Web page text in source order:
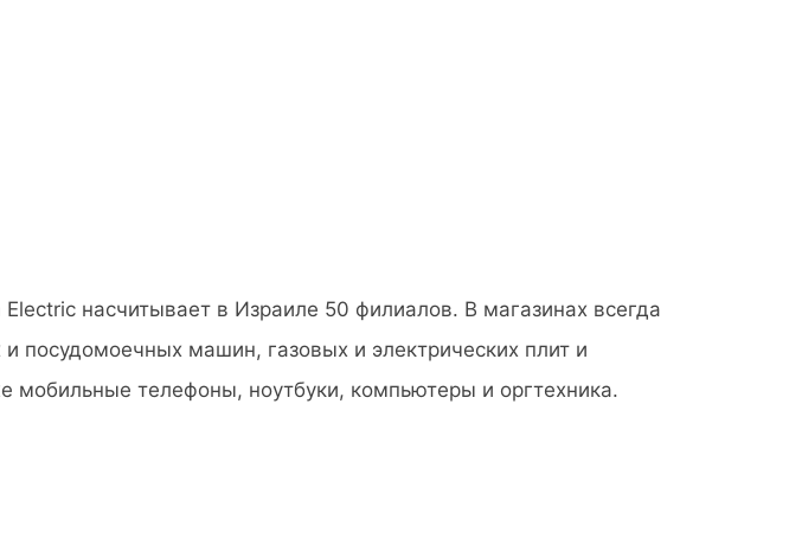
насчитывает в Израиле 50 филиалов. В магазинах всегда
посудомоечных машин, газовых и электрических плит и
мобильные телефоны, ноутбуки, компьютеры и оргтехника.